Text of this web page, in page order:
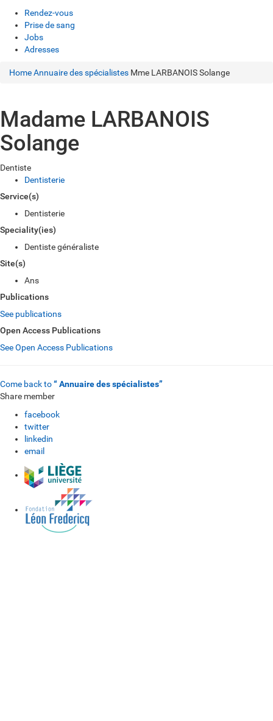
Rendez-vous
Prise de sang
Jobs
Adresses
HomeAnnuaire des spécialistes Mme LARBANOIS Solange
Madame LARBANOIS
Solange
Dentiste
Dentisterie
Service(s)
Dentisterie
Speciality(ies)
Dentiste généraliste
Site(s)
Ans
Publications
See publications
Open Access Publications
See Open Access Publications
Come back to“ Annuaire des spécialistes”
Share member
facebook
twitter
linkedin
email